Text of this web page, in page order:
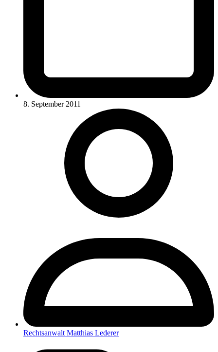
8. September 2011
Rechtsanwalt Matthias Lederer